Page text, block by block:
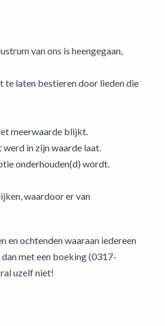
van ons is heengegaan,
te laten bestieren door lieden die
meerwaarde blijkt.
in zijn waarde laat.
onderhouden(d) wordt.
waardoor er van
en ochtenden waaraan iedereen
met een boeking (0317-
uzelf niet!